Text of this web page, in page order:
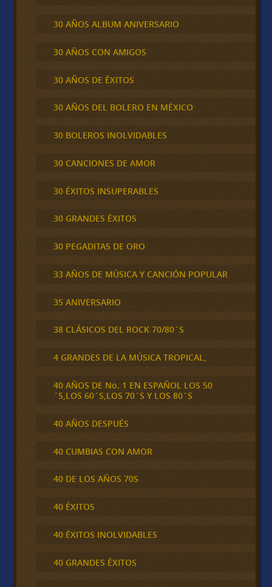
30 AÑOS ALBUM ANIVERSARIO
30 AÑOS CON AMIGOS
30 AÑOS DE ÉXITOS
30 AÑOS DEL BOLERO EN MÉXICO
30 BOLEROS INOLVIDABLES
30 CANCIONES DE AMOR
30 ÉXITOS INSUPERABLES
30 GRANDES ÉXITOS
30 PEGADITAS DE ORO
33 AÑOS DE MÚSICA Y CANCIÓN POPULAR
35 ANIVERSARIO
38 CLÁSICOS DEL ROCK 70/80´S
4 GRANDES DE LA MÚSICA TROPICAL,
40 AÑOS DE No. 1 EN ESPAÑOL LOS 50
´S,LOS 60´S,LOS 70´S Y LOS 80´S
40 AÑOS DESPUÉS
40 CUMBIAS CON AMOR
40 DE LOS AÑOS 70S
40 ÉXITOS
40 ÉXITOS INOLVIDABLES
40 GRANDES ÉXITOS